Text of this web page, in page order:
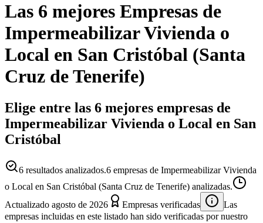
Las 6 mejores Empresas de
Impermeabilizar Vivienda o
Local en San Cristóbal (Santa
Cruz de Tenerife)
Elige entre las 6 mejores empresas de
Impermeabilizar Vivienda o Local en San
Cristóbal
6 resultados analizados.6 empresas de Impermeabilizar Vivienda
o Local en San Cristóbal (Santa Cruz de Tenerife) analizadas.
Actualizado agosto de 2026 Empresas verificadas
Las
empresas incluidas en este listado han sido verificadas por nuestro